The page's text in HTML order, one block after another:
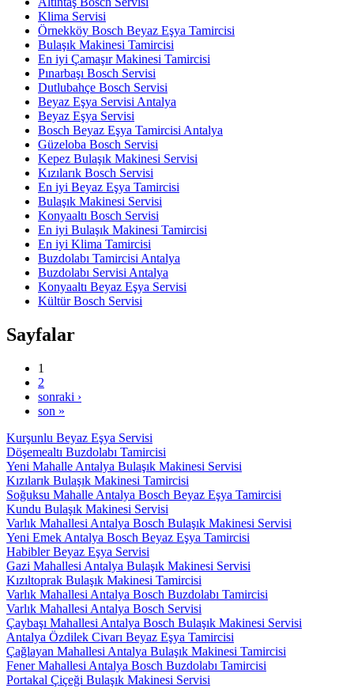
Klima Servisi
Örnekköy Bosch Beyaz Eşya Tamircisi
Bulaşık Makinesi Tamircisi
En iyi Çamaşır Makinesi Tamircisi
Pınarbaşı Bosch Servisi
Dutlubahçe Bosch Servisi
Beyaz Eşya Servisi Antalya
Beyaz Eşya Servisi
Bosch Beyaz Eşya Tamircisi Antalya
Güzeloba Bosch Servisi
Kepez Bulaşık Makinesi Servisi
Kızılarık Bosch Servisi
En iyi Beyaz Eşya Tamircisi
Bulaşık Makinesi Servisi
Konyaaltı Bosch Servisi
En iyi Bulaşık Makinesi Tamircisi
En iyi Klima Tamircisi
Buzdolabı Tamircisi Antalya
Buzdolabı Servisi Antalya
Konyaaltı Beyaz Eşya Servisi
Kültür Bosch Servisi
Sayfalar
1
2
sonraki ›
son »
Kurşunlu Beyaz Eşya Servisi
Döşemealtı Buzdolabı Tamircisi
Yeni Mahalle Antalya Bulaşık Makinesi Servisi
Kızılarık Bulaşık Makinesi Tamircisi
Soğuksu Mahalle Antalya Bosch Beyaz Eşya Tamircisi
Kundu Bulaşık Makinesi Servisi
Varlık Mahallesi Antalya Bosch Bulaşık Makinesi Servisi
Yeni Emek Antalya Bosch Beyaz Eşya Tamircisi
Habibler Beyaz Eşya Servisi
Gazi Mahallesi Antalya Bulaşık Makinesi Servisi
Kızıltoprak Bulaşık Makinesi Tamircisi
Varlık Mahallesi Antalya Bosch Buzdolabı Tamircisi
Varlık Mahallesi Antalya Bosch Servisi
Çaybaşı Mahallesi Antalya Bosch Bulaşık Makinesi Servisi
Antalya Özdilek Civarı Beyaz Eşya Tamircisi
Çağlayan Mahallesi Antalya Bulaşık Makinesi Tamircisi
Fener Mahallesi Antalya Bosch Buzdolabı Tamircisi
Portakal Çiçeği Bulaşık Makinesi Servisi